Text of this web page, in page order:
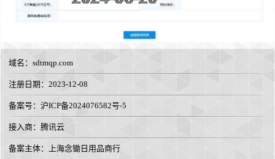
域名： sdtmqp.com
注册日期：2023-12-08
备案号：沪ICP备2024076582号-5
接入商： 腾讯云
备案主体：上海念锄日用品商行